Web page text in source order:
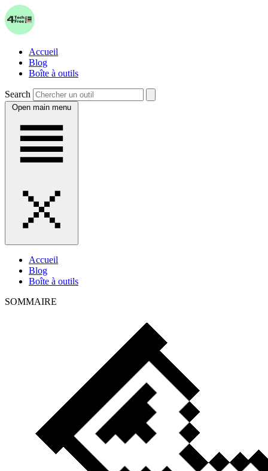
Accueil
Blog
Boîte à outils
Search
Open main menu
Accueil
Blog
Boîte à outils
SOMMAIRE